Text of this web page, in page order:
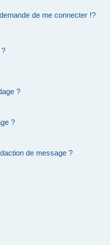
de me connecter !?
?
?
?
de message ?